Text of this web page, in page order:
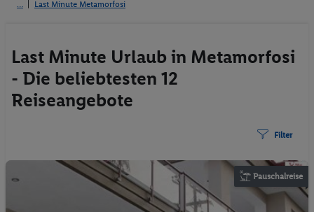
Last Minute Metamorfosi
Last Minute Urlaub in Metamorfosi
- Die beliebtesten 12
Reiseangebote
Filter
Pauschalreise